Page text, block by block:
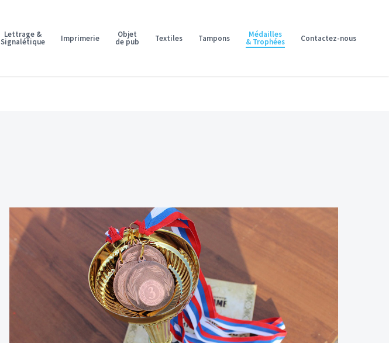
Lettrage &
Signalétique Imprimerie Objet
de pub Textiles Tampons Médailles
& Trophées Contactez-nous